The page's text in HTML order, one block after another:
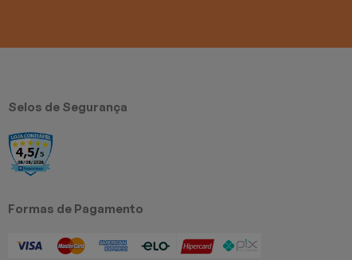
Selos de Segurança
Formas de Pagamento